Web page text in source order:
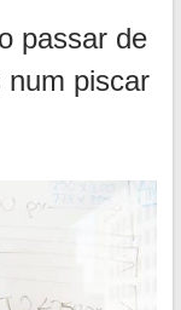
passar de
num piscar